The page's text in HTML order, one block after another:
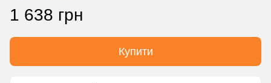
1 638 грн
Купити